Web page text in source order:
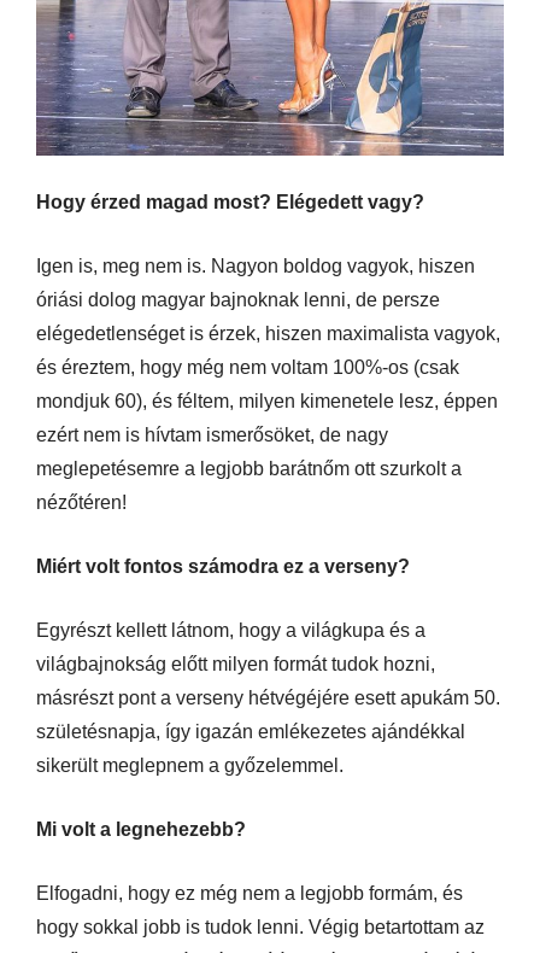
Hogy érzed magad most? Elégedett vagy?
Igen is, meg nem is. Nagyon boldog vagyok, hiszen
óriási dolog magyar bajnoknak lenni, de persze
elégedetlenséget is érzek, hiszen maximalista vagyok,
és éreztem, hogy még nem voltam 100%-os (csak
mondjuk 60), és féltem, milyen kimenetele lesz, éppen
ezért nem is hívtam ismerősöket, de nagy
meglepetésemre a legjobb barátnőm ott szurkolt a
nézőtéren!
Miért volt fontos számodra ez a verseny?
Egyrészt kellett látnom, hogy a világkupa és a
világbajnokság előtt milyen formát tudok hozni,
másrészt pont a verseny hétvégéjére esett apukám 50.
születésnapja, így igazán emlékezetes ajándékkal
sikerült meglepnem a győzelemmel.
Mi volt a legnehezebb?
Elfogadni, hogy ez még nem a legjobb formám, és
hogy sokkal jobb is tudok lenni. Végig betartottam az